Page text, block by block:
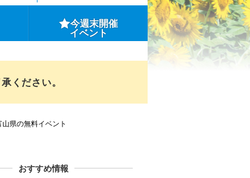
今週末開催
イベント
ください。
山県の無料イベント
おすすめ情報